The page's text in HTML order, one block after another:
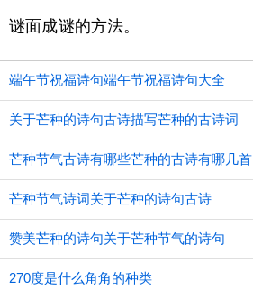
谜面成谜的方法。
端午节祝福诗句端午节祝福诗句大全
关于芒种的诗句古诗描写芒种的古诗词
芒种节气古诗有哪些芒种的古诗有哪几首
芒种节气诗词关于芒种的诗句古诗
赞美芒种的诗句关于芒种节气的诗句
270度是什么角角的种类